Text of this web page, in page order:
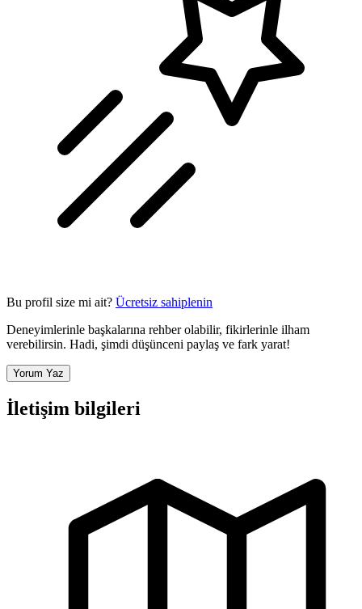
Bu profil size mi ait? Ücretsiz sahiplenin
Deneyimlerinle başkalarına rehber olabilir, fikirlerinle ilham
verebilirsin. Hadi, şimdi düşünceni paylaş ve fark yarat!
Yorum Yaz
İletişim bilgileri